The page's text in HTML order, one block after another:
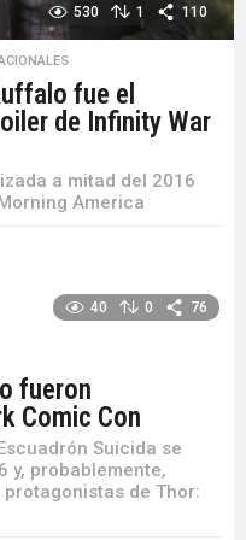
530 1 110
fue el
de Infinity War
a mitad del 2016
America
40 0 76
fueron
Comic Con
Suicida se
y, probablemente,
de Thor: